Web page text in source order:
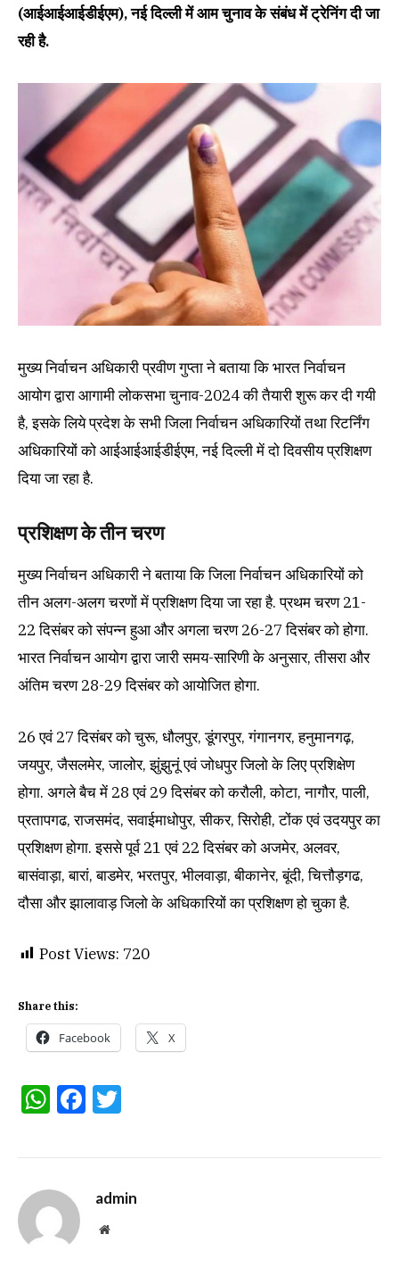
(आईआईआईडीईएम), नई दिल्ली में आम चुनाव के संबंध में ट्रेनिंग दी जा
रही है.
मुख्य निर्वाचन अधिकारी प्रवीण गुप्ता ने बताया कि भारत निर्वाचन
आयोग द्वारा आगामी लोकसभा चुनाव-2024 की तैयारी शुरू कर दी गयी
है, इसके लिये प्रदेश के सभी जिला निर्वाचन अधिकारियों तथा रिटर्निंग
अधिकारियों को आईआईआईडीईएम, नई दिल्ली में दो दिवसीय प्रशिक्षण
दिया जा रहा है.
प्रशिक्षण के तीन चरण
मुख्य निर्वाचन अधिकारी ने बताया कि जिला निर्वाचन अधिकारियों को
तीन अलग-अलग चरणों में प्रशिक्षण दिया जा रहा है. प्रथम चरण 21-
22 दिसंबर को संपन्न हुआ और अगला चरण 26-27 दिसंबर को होगा.
भारत निर्वाचन आयोग द्वारा जारी समय-सारिणी के अनुसार, तीसरा और
अंतिम चरण 28-29 दिसंबर को आयोजित होगा.
26 एवं 27 दिसंबर को चुरू, धौलपुर, डूंगरपुर, गंगानगर, हनुमानगढ़,
जयपुर, जैसलमेर, जालोर, झुंझुनूं एवं जोधपुर जिलो के लिए प्रशिक्षेण
होगा. अगले बैच में 28 एवं 29 दिसंबर को करौली, कोटा, नागौर, पाली,
प्रतापगढ, राजसमंद, सवाईमाधोपुर, सीकर, सिरोही, टोंक एवं उदयपुर का
प्रशिक्षण होगा. इससे पूर्व 21 एवं 22 दिसंबर को अजमेर, अलवर,
बासंवाड़ा, बारां, बाडमेर, भरतपुर, भीलवाड़ा, बीकानेर, बूंदी, चित्तौड़गढ,
दौसा और झालावाड़ जिलो के अधिकारियों का प्रशिक्षण हो चुका है.
Post Views: 720
Share this:
Facebook X
WhatsApp
Facebook
admin
Website